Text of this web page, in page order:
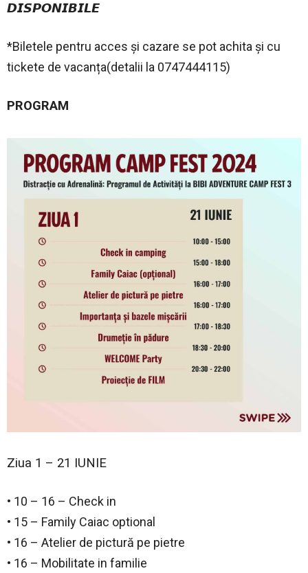
𝘿𝙄𝙎𝙋𝙊𝙉𝙄𝘽𝙄𝙇𝙀
*Biletele pentru acces și cazare se pot achita și cu
tickete de vacanța(detalii la 0747444115)
PROGRAM
Ziua 1 – 21 IUNIE
• 10 – 16 – Check in
• 15 – Family Caiac optional
• 16 – Atelier de pictură pe pietre
• 16 – Mobilitate in familie